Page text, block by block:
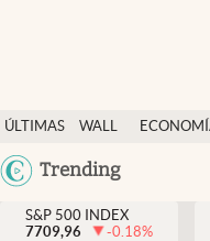
ÚLTIMAS
NOTICIAS
WALL
DÓLAR
Trending
Finanzas y economía
Wall Street y dólar
Inmigración
S&P 500 INDEX
7709,96
-0.18%